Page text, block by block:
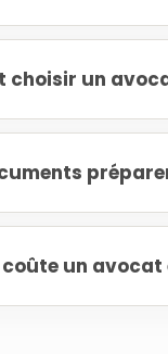
choisir un
un